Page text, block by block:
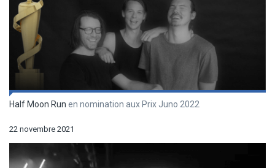
Half Moon Run en nomination aux Prix Juno 2022
22 novembre 2021